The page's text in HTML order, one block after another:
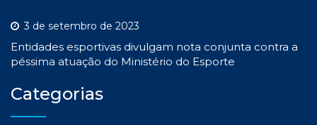
3 de setembro de 2023
Entidades esportivas divulgam nota conjunta contra a
péssima atuação do Ministério do Esporte
Categorias